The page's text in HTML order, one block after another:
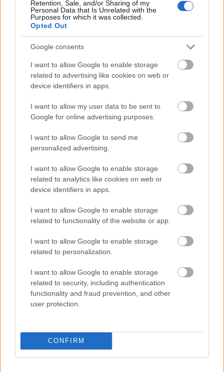
Retention, Sale, and/or Sharing of my
Personal Data that Is Unrelated with the
Purposes for which it was collected.
Opted Out
Google consents
I want to allow Google to enable storage
related to advertising like cookies on web or
device identifiers in apps.
I want to allow my user data to be sent to
Google for online advertising purposes.
I want to allow Google to send me
personalized advertising.
I want to allow Google to enable storage
related to analytics like cookies on web or
device identifiers in apps.
I want to allow Google to enable storage
related to functionality of the website or app.
I want to allow Google to enable storage
related to personalization.
I want to allow Google to enable storage
related to security, including authentication
functionality and fraud prevention, and other
user protection.
CONFIRM
A második angol–holland háborút lezáró
békeszerződések az aláíró felek szándékától
függetlenül ambivalens helyzetet teremtettek, mely
nem ...
Off topic
Balek Balkán
savanyújóska•2026. május 20.
Az első világháború négyéves Armageddonját
követően a Balkán térképe is átrendeződött. Noha
katonai szempontból teljes vereséget szenvedtek a ...